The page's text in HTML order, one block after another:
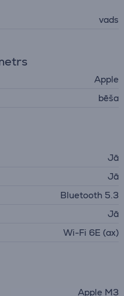
vads
Apple
bēša
Jā
Jā
Bluetooth 5.3
Jā
Wi-Fi 6E (ax)
Apple M3